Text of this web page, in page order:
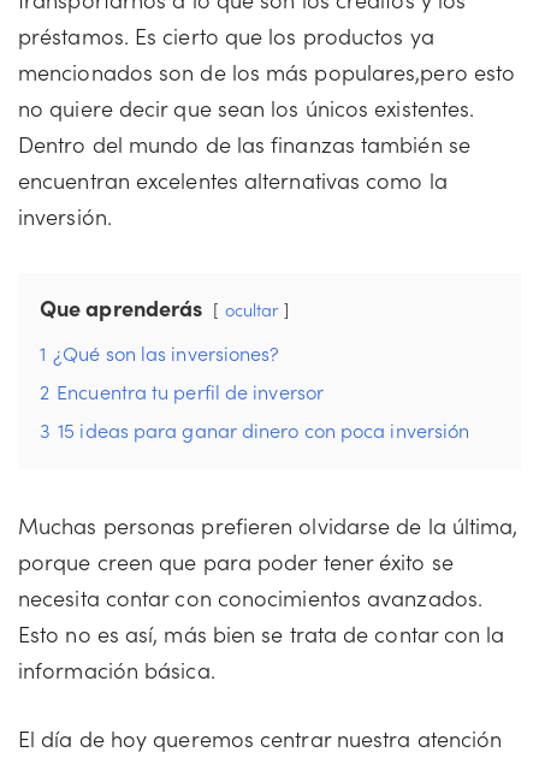
préstamos. Es cierto que los productos ya
mencionados son de los más populares,pero esto
no quiere decir que sean los únicos existentes.
Dentro del mundo de las finanzas también se
encuentran excelentes alternativas como la
inversión.
Que aprenderás ocultar
1 ¿Qué son las inversiones?
2 Encuentra tu perfil de inversor
3 15 ideas para ganar dinero con poca inversión
Muchas personas prefieren olvidarse de la última,
porque creen que para poder tener éxito se
necesita contar con conocimientos avanzados.
Esto no es así, más bien se trata de contar con la
información básica.
El día de hoy queremos centrar nuestra atención